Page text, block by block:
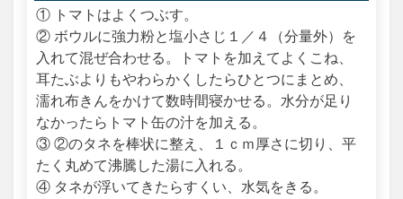
① トマトはよくつぶす。
② ボウルに強力粉と塩小さじ１／４（分量外）を
入れて混ぜ合わせる。トマトを加えてよくこね、
耳たぶよりもやわらかくしたらひとつにまとめ、
濡れ布きんをかけて数時間寝かせる。水分が足り
なかったらトマト缶の汁を加える。
③ ②のタネを棒状に整え、１ｃｍ厚さに切り、平
たく丸めて沸騰した湯に入れる。
④ タネが浮いてきたらすくい、水気をきる。